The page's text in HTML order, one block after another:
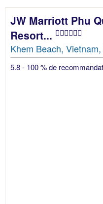
JW Marriott Phu
Resort...
Khem Beach,
5.8 - 100 % de